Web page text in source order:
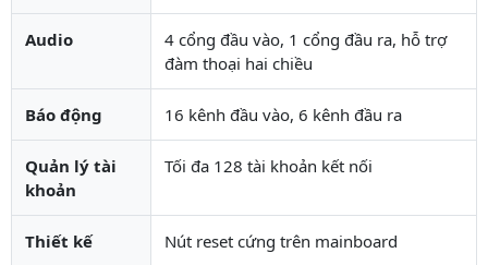
Audio
4 cổng đầu vào, 1 cổng đầu ra, hỗ trợ
đàm thoại hai chiều
Báo động 16 kênh đầu vào, 6 kênh đầu ra
Quản lý tài
khoản
Tối đa 128 tài khoản kết nối
Thiết kế Nút reset cứng trên mainboard